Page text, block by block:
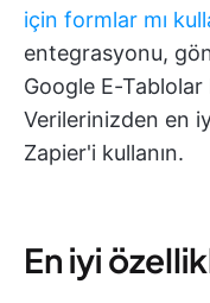
için formlar mı
entegrasyonu,
Google E-
Verilerinizden en
Zapier'i kullanın.
En iyi